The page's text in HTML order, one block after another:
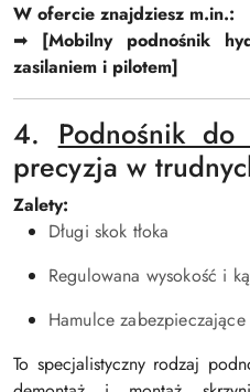
W ofercie znajdziesz m.in.:
➡ [Mobilny podnośnik
zasilaniem i pilotem]
4. Podnośnik
precyzja w
Zalety:
Długi skok tłoka
Regulowana wysokość i
Hamulce zabezpieczające
To specjalistyczny rodzaj